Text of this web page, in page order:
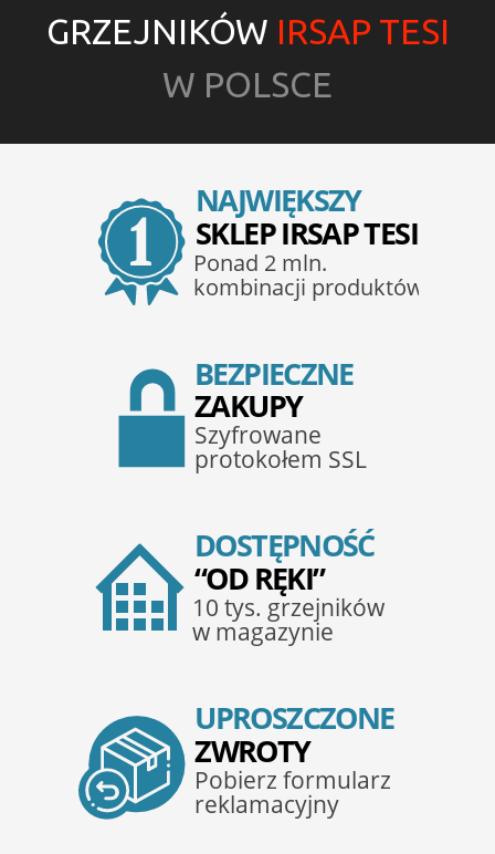
GRZEJNIKÓW IRSAP TESI
W POLSCE